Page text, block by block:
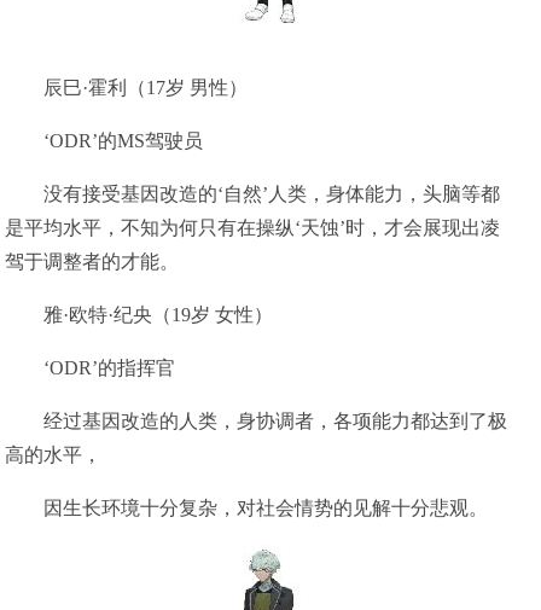
辰巳·霍利（17岁 男性）
‘ODR’的MS驾驶员
没有接受基因改造的‘自然’人类，身体能力，头脑等都
是平均水平，不知为何只有在操纵‘天蚀’时，才会展现出凌
驾于调整者的才能。
雅·欧特·纪央（19岁 女性）
‘ODR’的指挥官
经过基因改造的人类，身协调者，各项能力都达到了极
高的水平，
因生长环境十分复杂，对社会情势的见解十分悲观。